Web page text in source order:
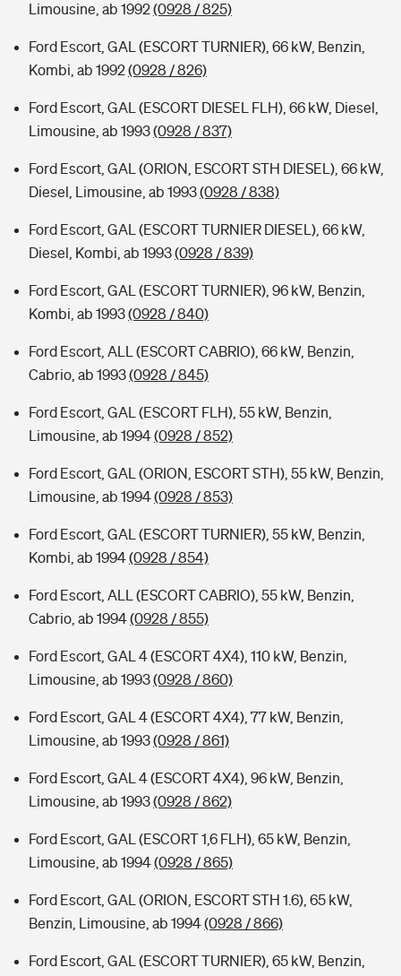
Limousine, ab 1992(0928 / 825)
Ford Escort, GAL (ESCORT TURNIER), 66 kW, Benzin,
Kombi, ab 1992(0928 / 826)
Ford Escort, GAL (ESCORT DIESEL FLH), 66 kW, Diesel,
Limousine, ab 1993(0928 / 837)
Ford Escort, GAL (ORION, ESCORT STH DIESEL), 66 kW,
Diesel, Limousine, ab 1993(0928 / 838)
Ford Escort, GAL (ESCORT TURNIER DIESEL), 66 kW,
Diesel, Kombi, ab 1993(0928 / 839)
Ford Escort, GAL (ESCORT TURNIER), 96 kW, Benzin,
Kombi, ab 1993(0928 / 840)
Ford Escort, ALL (ESCORT CABRIO), 66 kW, Benzin,
Cabrio, ab 1993(0928 / 845)
Ford Escort, GAL (ESCORT FLH), 55 kW, Benzin,
Limousine, ab 1994(0928 / 852)
Ford Escort, GAL (ORION, ESCORT STH), 55 kW, Benzin,
Limousine, ab 1994(0928 / 853)
Ford Escort, GAL (ESCORT TURNIER), 55 kW, Benzin,
Kombi, ab 1994(0928 / 854)
Ford Escort, ALL (ESCORT CABRIO), 55 kW, Benzin,
Cabrio, ab 1994(0928 / 855)
Ford Escort, GAL 4 (ESCORT 4X4), 110 kW, Benzin,
Limousine, ab 1993(0928 / 860)
Ford Escort, GAL 4 (ESCORT 4X4), 77 kW, Benzin,
Limousine, ab 1993(0928 / 861)
Ford Escort, GAL 4 (ESCORT 4X4), 96 kW, Benzin,
Limousine, ab 1993(0928 / 862)
Ford Escort, GAL (ESCORT 1,6 FLH), 65 kW, Benzin,
Limousine, ab 1994(0928 / 865)
Ford Escort, GAL (ORION, ESCORT STH 1.6), 65 kW,
Benzin, Limousine, ab 1994(0928 / 866)
Ford Escort, GAL (ESCORT TURNIER), 65 kW, Benzin,